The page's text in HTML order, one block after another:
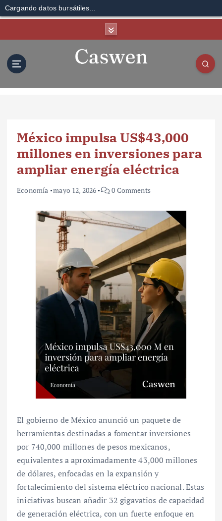
Cargando datos bursátiles...
México impulsa US$43,000
millones en inversiones para
ampliar energía eléctrica
Economía mayo 12, 2026 0 Comments
El gobierno de México anunció un paquete de
herramientas destinadas a fomentar inversiones
por 740,000 millones de pesos mexicanos,
equivalentes a aproximadamente 43,000 millones
de dólares, enfocadas en la expansión y
fortalecimiento del sistema eléctrico nacional. Estas
iniciativas buscan añadir 32 gigavatios de capacidad
de generación eléctrica, con un fuerte enfoque en